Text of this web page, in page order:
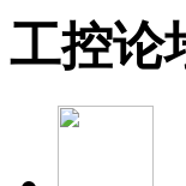
工控论